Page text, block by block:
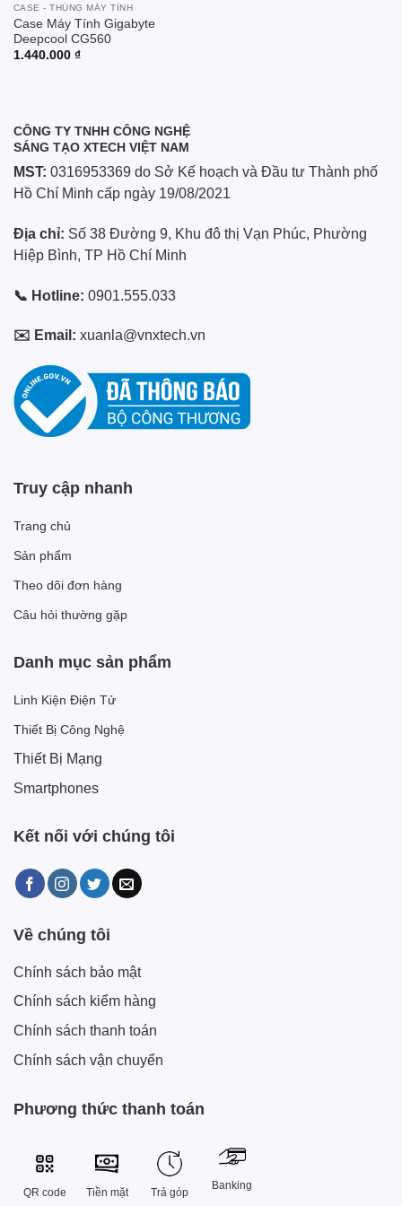
CASE - THÙNG MÁY TÍNH
Case Máy Tính Gigabyte
Deepcool CG560
1.440.000 ₫
CÔNG TY TNHH CÔNG NGHỆ
SÁNG TẠO XTECH VIỆT NAM
MST: 0316953369 do Sở Kế hoạch và Đầu tư Thành phố
Hồ Chí Minh cấp ngày 19/08/2021
Địa chỉ: Số 38 Đường 9, Khu đô thị Vạn Phúc, Phường
Hiệp Bình, TP Hồ Chí Minh
📞 Hotline: 0901.555.033
✉️ Email: xuanla@vnxtech.vn
Truy cập nhanh
Trang chủ
Sản phẩm
Theo dõi đơn hàng
Câu hỏi thường gặp
Danh mục sản phẩm
Linh Kiện Điện Tử
Thiết Bị Công Nghệ
Thiết Bị Mạng
Smartphones
Kết nối với chúng tôi
Về chúng tôi
Chính sách bảo mật
Chính sách kiểm hàng
Chính sách thanh toán
Chính sách vận chuyển
Phương thức thanh toán
QR code Tiền mặt Trả góp
Banking